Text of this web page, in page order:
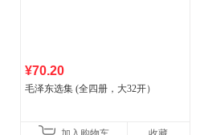
¥70.20
毛泽东选集 (全四册，大32开）